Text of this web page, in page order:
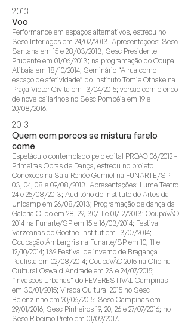
2013
Voo
Performance em espaços alternativos, estreou no
Sesc Interlagos em 24/02/2013. Apresentações: Sesc
Santana em 15 e 28/03/2013, Sesc Presidente
Prudente em 01/06/2013; na programação do Ocupa
Atibaia em 18/10/2014; Seminário “A rua como
espaço de afetividade” do Instituto Tomie Othake na
Praça Victor Civita em 13/04/2015; versão com elenco
de nove bailarinos no Sesc Pompéia em 19 e
20/08/2016.
2013
Quem com porcos se mistura farelo
come
Espetáculo contemplado pelo edital PROAC 06/2012 -
Primeiras Obras de Dança, estreou no projeto
Conexões na Sala Renée Gumiel na FUNARTE/SP
03, 04, 08 e 09/08/2013. Apresentações: Lume Teatro
24 e 25/08/2013; Auditório do Instituto de Artes da
Unicamp em 26/08/2013; Programação de dança da
Galeria Olido em 28, 29, 30/11 e 01/12/2013; OcupaVÃO
2014 na Funarte/SP em 15 e 16/03/2014; Festival
Varzeanas do Goethe-Institut em 13/07/2014;
Ocupação Âmbargris na Funarte/SP em 10, 11 e
12/10/2014; 13º Festival de inverno de Bragança
Paulista em 02/08/2014; OcupaVÃO 2015 na Oficina
Cultural Oswald Andrade em 23 e 24/07/2015;
“Invasões Urbanas” do FEVERESTIVAL Campinas
em 30/01/2015; Virada Cultural 2015 no Sesc
Belenzinho em 20/06/2015; Sesc Campinas em
29/01/2016; Sesc Pinheiros 19, 20, 26 e 27/07/2016; no
Sesc Ribeirão Preto em 01/09/2017.